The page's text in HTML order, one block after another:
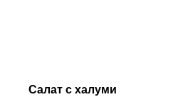
Салат с халуми